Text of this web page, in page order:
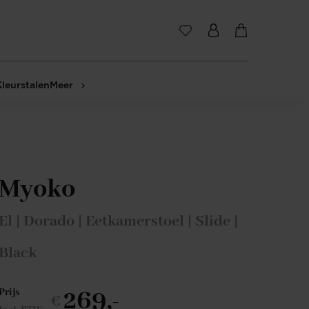
Meer
El | Dorado | Eetkamerstoel | Slide |
Black
Prijs
€ 269,-